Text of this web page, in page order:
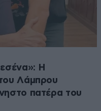
Η
Λάμπρου
πατέρα του